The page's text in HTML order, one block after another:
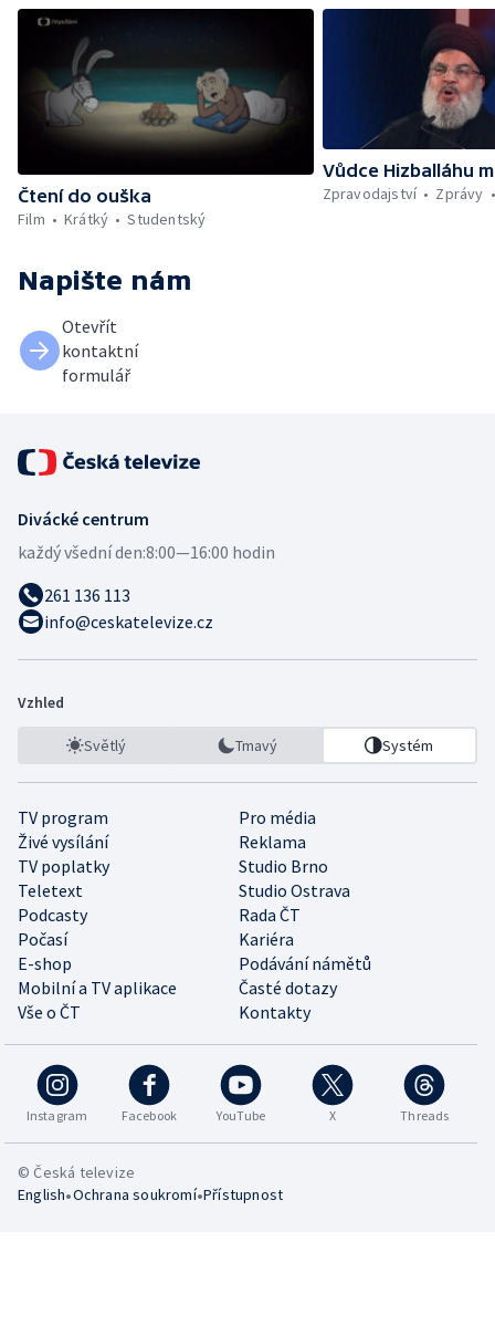
Čtení do ouška
Film
Krátký Studentský
Vůdce Hizballáhu
Zpravodajství
Zprávy
Napište nám
Otevřít
kontaktní
formulář
Divácké centrum
každý všední den:8:00—16:00 hodin
261 136 113
info@ceskatelevize.cz
Vzhled
Světlý Tmavý Systém
TV program
Pro média
Živé vysílání
Reklama
TV poplatky
Studio Brno
Teletext
Studio Ostrava
Podcasty
Rada ČT
Počasí
Kariéra
E-shop
Podávání námětů
Mobilní a TV aplikace
Časté dotazy
Vše o ČT
Kontakty
Instagram Facebook YouTube X Threads
© Česká televize
English•Ochrana soukromí•Přístupnost